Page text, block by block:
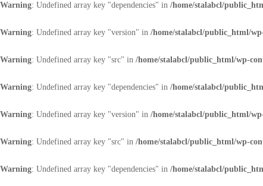
Warning: Undefined array key "dependencies" in /home/stalabcl/
Warning: Undefined array key "version" in /home/stalabcl/public_html/
Warning: Undefined array key "src" in /home/stalabcl/public_html/wp-
Warning: Undefined array key "dependencies" in /home/stalabcl/
Warning: Undefined array key "version" in /home/stalabcl/public_html/
Warning: Undefined array key "src" in /home/stalabcl/public_html/wp-
Warning: Undefined array key "dependencies" in /home/stalabcl/